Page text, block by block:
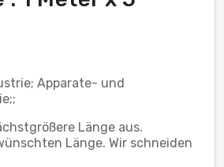
Apparate- und
Länge aus.
Länge. Wir schneiden